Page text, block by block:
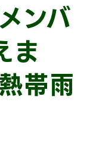
ンバ
ま
帯雨